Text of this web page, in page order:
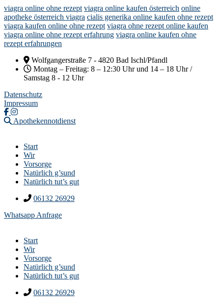
viagra online ohne rezept viagra online kaufen österreich online
apotheke österreich viagra cialis generika online kaufen ohne rezept
viagra kaufen online ohne rezept viagra ohne rezept online kaufen
viagra online ohne rezept erfahrung viagra online kaufen ohne
rezept erfahrungen
Wolfgangerstraße 7 - 4820 Bad Ischl/Pfandl
Montag – Freitag: 8 – 12:30 Uhr und 14 – 18 Uhr /
Samstag 8 - 12 Uhr
Datenschutz
Impressum
Apothekennotdienst
Start
Wir
Vorsorge
Natürlich g’sund
Natürlich tut’s gut
06132 26929
Whatsapp Anfrage
Start
Wir
Vorsorge
Natürlich g’sund
Natürlich tut’s gut
06132 26929